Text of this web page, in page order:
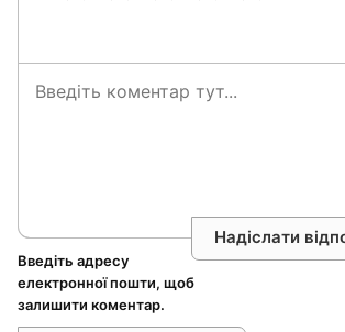
Надіслати
Введіть адресу
електронної пошти, щоб
залишити коментар.